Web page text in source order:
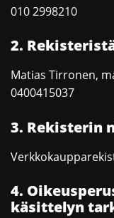
010 2998210
2.
Matias Tirronen,
0400415037
3. Rekisterin
4.
käsittelyn